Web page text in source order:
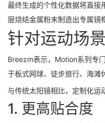
最终生成的个性化数据将直接
层烧结金属粉末制造出专属镜
针对运动场
Breezm表示，Motion系列专
于板式网球、徒步旅行、海滩
与传统太阳镜相比，定制化运
1. 更高贴合度